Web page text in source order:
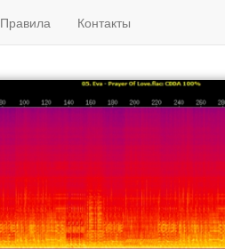
Правила Контакты